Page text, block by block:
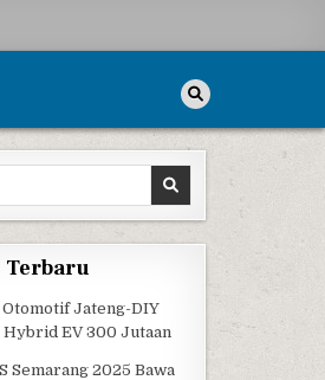
Terbaru
Otomotif Jateng-DIY
EV 300 Jutaan
Semarang 2025 Bawa